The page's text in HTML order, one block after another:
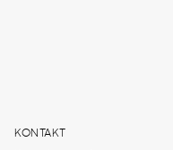
KONTAKT